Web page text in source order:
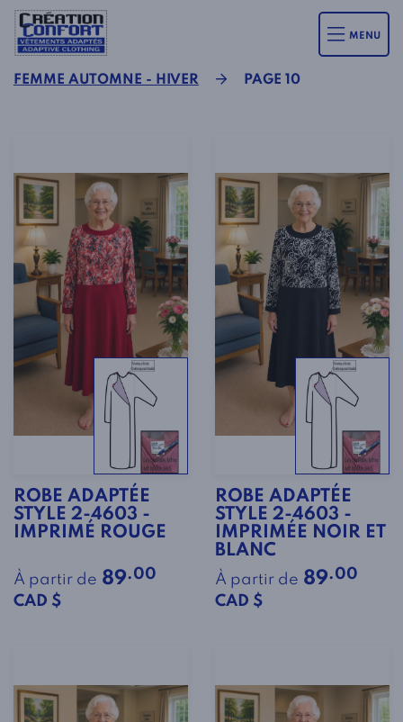
MENU
FEMME AUTOMNE - HIVER PAGE 10
ROBE ADAPTÉE
STYLE 2-4603 -
IMPRIMÉ ROUGE
À partir de 89.00
CAD $
ROBE ADAPTÉE
STYLE 2-4603 -
IMPRIMÉE NOIR ET
BLANC
À partir de 89.00
CAD $